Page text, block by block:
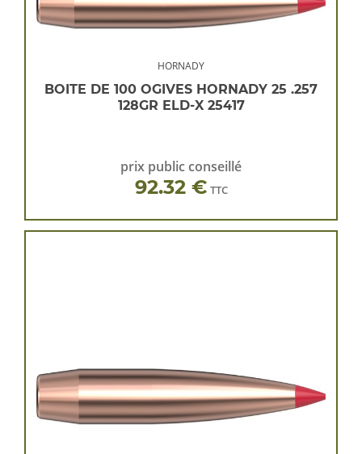
HORNADY
BOITE DE 100 OGIVES HORNADY 25 .257
128GR ELD-X 25417
prix public conseillé
92.32 € TTC